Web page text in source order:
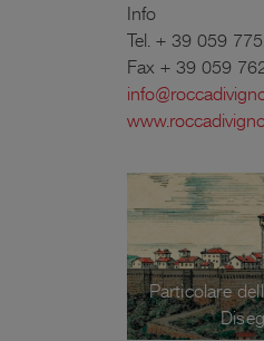
Info
Tel. + 39 059
Fax + 39 059
Particolare